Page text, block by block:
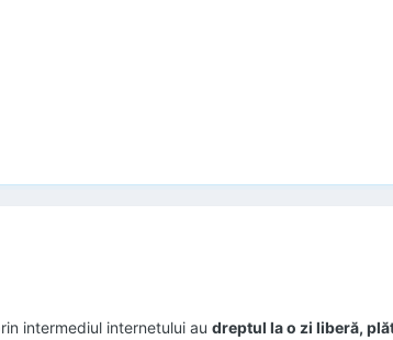
intermediul internetului au dreptul la o zi liberă,